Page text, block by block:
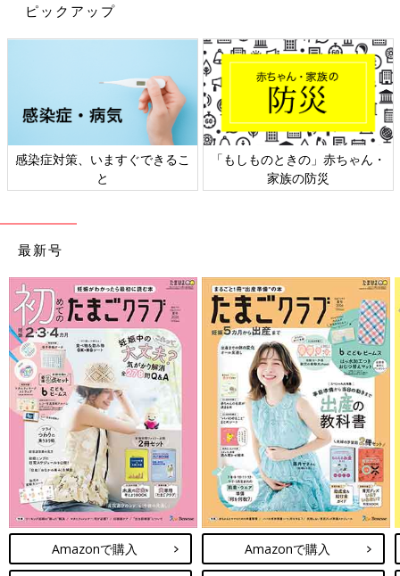
ピックアップ
感染症対策、いますぐできるこ
と
「もしものときの」赤ちゃん・
家族の防災
最新号
Amazonで購入 Amazonで購入